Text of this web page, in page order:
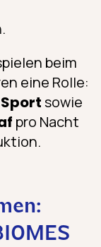
beim
eine Rolle:
sowie
pro Nacht